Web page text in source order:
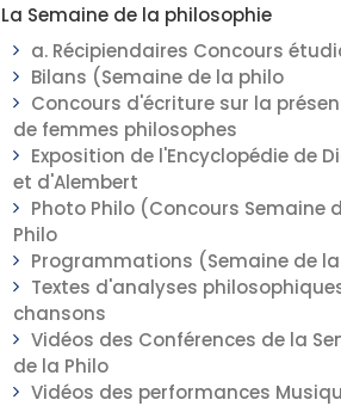
La Semaine de la philosophie
a. Récipiendaires Concours
Bilans (Semaine de la philo
Concours d'écriture sur la
de femmes philosophes
Exposition de l'Encyclopédie de
et d'Alembert
Photo Philo (Concours Semaine
Philo
Programmations (Semaine de
Textes d'analyses
chansons
Vidéos des Conférences de la
de la Philo
Vidéos des performances